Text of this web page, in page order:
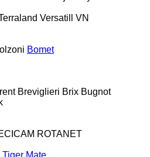
Versatill VN
Bomet
Breviglieri Brix Bugnot
ROTANET
Tiger Mate